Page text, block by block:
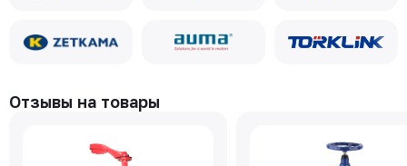
Отзывы на товары